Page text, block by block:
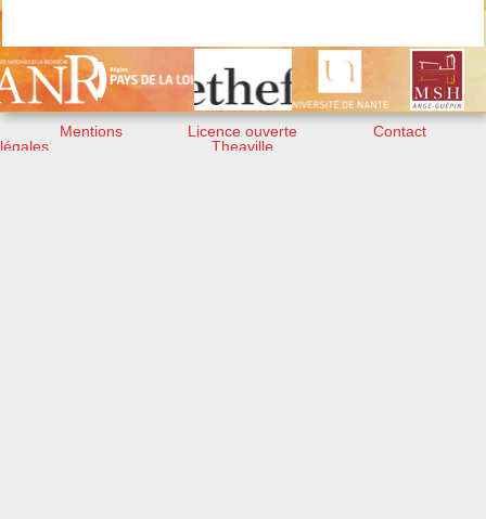
Mentions
légales
Licence ouverte
Theaville
Contact